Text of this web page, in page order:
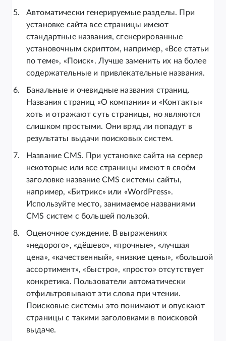
Автоматически генерируемые разделы. При
установке сайта все страницы имеют
стандартные названия, сгенерированные
установочным скриптом, например, «Все статьи
по теме», «Поиск». Лучше заменить их на более
содержательные и привлекательные названия.
Банальные и очевидные названия страниц.
Названия страниц «О компании» и «Контакты»
хоть и отражают суть страницы, но являются
слишком простыми. Они вряд ли попадут в
результаты выдачи поисковых систем.
Название CMS. При установке сайта на сервер
некоторые или все страницы имеют в своём
заголовке название CMS системы сайты,
например, «Битрикс» или «WordPress».
Используйте место, занимаемое названиями
CMS систем с большей пользой.
Оценочное суждение. В выражениях
«недорого», «дёшево», «прочные», «лучшая
цена», «качественный», «низкие цены», «большой
ассортимент», «быстро», «просто» отсутствует
конкретика. Пользователи автоматически
отфильтровывают эти слова при чтении.
Поисковые системы это понимают и опускают
страницы с такими заголовками в поисковой
выдаче.